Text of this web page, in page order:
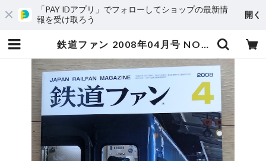
「PAY IDアプリ」でフォローしてショップの最新情
報を受け取ろう
開く
鉄道ファン 2008年04月号 NO.564 さらば銀河、さらばあかつき なは | 長崎の対州馬 ひん太 商店/アトリエはやぶさ